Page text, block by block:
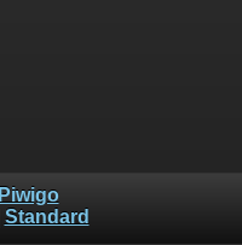
Piwigo
Standard